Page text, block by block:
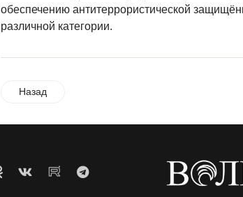
обеспечению антитеррористической
различной категории.
Назад